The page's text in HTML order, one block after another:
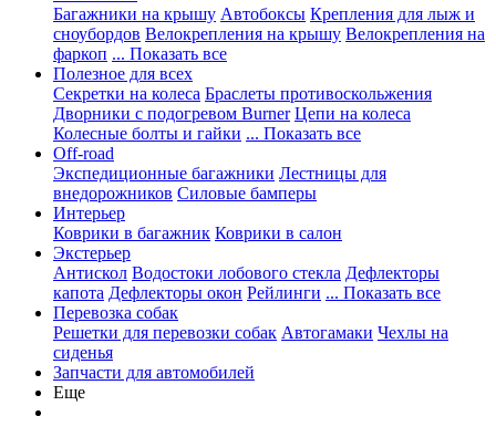
Багажники на крышу Автобоксы Крепления для лыж и
сноубордов Велокрепления на крышу Велокрепления на
фаркоп ... Показать все
Полезное для всех
Секретки на колеса Браслеты противоскольжения
Дворники с подогревом Burner Цепи на колеса
Колесные болты и гайки ... Показать все
Off-road
Экспедиционные багажники Лестницы для
внедорожников Силовые бамперы
Интерьер
Коврики в багажник Коврики в салон
Экстерьер
Антискол Водостоки лобового стекла Дефлекторы
капота Дефлекторы окон Рейлинги ... Показать все
Перевозка собак
Решетки для перевозки собак Автогамаки Чехлы на
сиденья
Запчасти для автомобилей
Еще